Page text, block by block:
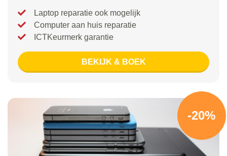
Laptop reparatie ook mogelijk
Computer aan huis reparatie
ICTKeurmerk garantie
BEKIJK & BOEK
-20%